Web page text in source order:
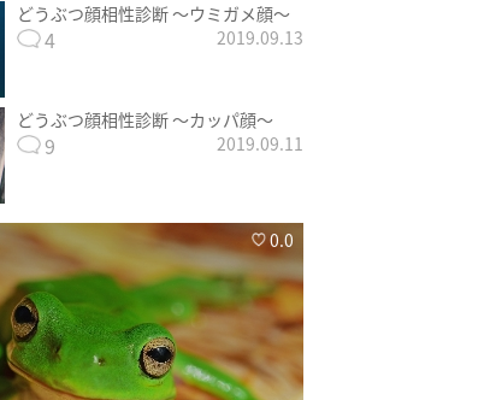
どうぶつ顔相性診断 〜ウミガメ顔〜
4 2019.09.13
どうぶつ顔相性診断 〜カッパ顔〜
9 2019.09.11
0.0